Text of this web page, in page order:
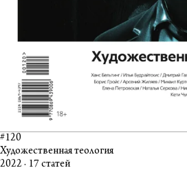
#120
Художественная теология
2022 · 17 статей